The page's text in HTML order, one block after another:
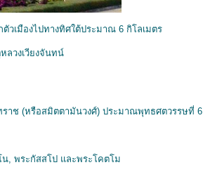
วเมืองไปทางทิศใต้ประมาณ 6 กิโลเมตร
ลวงเวียงจันทน์
ราช (หรือสมิตตามันวงศ์) ประมาณพุทธศตวรรษที่ 6
, พระกัสสโป และพระโคตโม